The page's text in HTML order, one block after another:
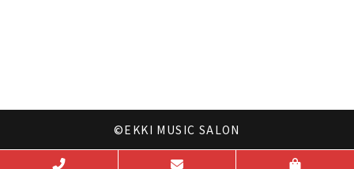
©EKKI MUSIC SALON